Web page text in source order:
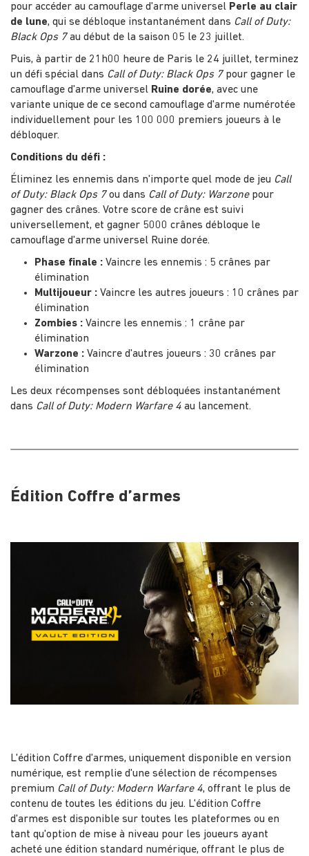
pour accéder au camouflage d'arme universel Perle au clair
de lune, qui se débloque instantanément dans Call of Duty:
Black Ops 7au début de la saison 05 le 23 juillet.
Puis, à partir de 21h00 heure de Paris le 24 juillet, terminez
un défi spécial dans Call of Duty: Black Ops 7pour gagner le
camouflage d'arme universel Ruine dorée, avec une
variante unique de ce second camouflage d'arme numérotée
individuellement pour les 100 000 premiers joueurs à le
débloquer.
Conditions du défi :
Éliminez les ennemis dans n'importe quel mode de jeu Call
of Duty: Black Ops 7ou dans Call of Duty: Warzonepour
gagner des crânes. Votre score de crâne est suivi
universellement, et gagner 5000 crânes débloque le
camouflage d'arme universel Ruine dorée.
Phase finale : Vaincre les ennemis : 5 crânes par
élimination
Multijoueur : Vaincre les autres joueurs : 10 crânes par
élimination
Zombies : Vaincre les ennemis : 1 crâne par
élimination
Warzone : Vaincre d'autres joueurs : 30 crânes par
élimination
Les deux récompenses sont débloquées instantanément
dans Call of Duty: Modern Warfare 4 au lancement.
Édition Coffre d’armes
L'édition Coffre d'armes, uniquement disponible en version
numérique, est remplie d'une sélection de récompenses
premium Call of Duty: Modern Warfare 4, offrant le plus de
contenu de toutes les éditions du jeu. L'édition Coffre
d'armes est disponible sur toutes les plateformes ou en
tant qu'option de mise à niveau pour les joueurs ayant
acheté une édition standard numérique, offrant le plus de